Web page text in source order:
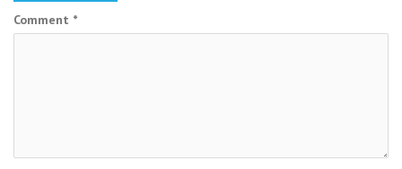
Comment *